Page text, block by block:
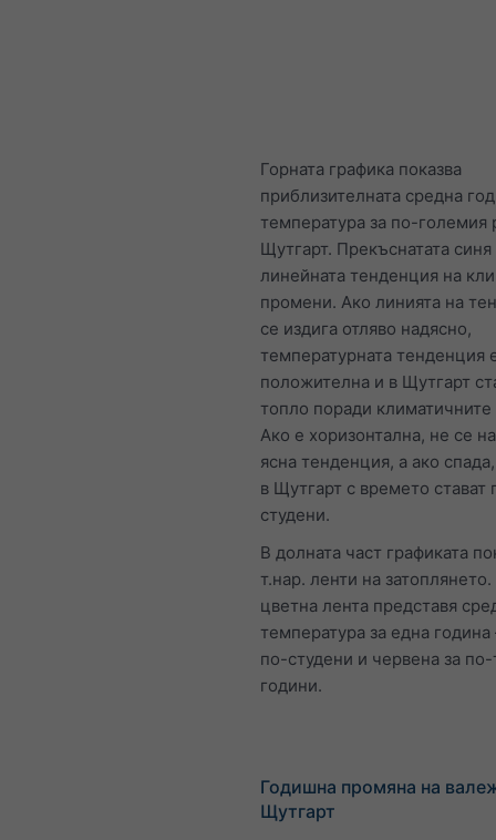
Горната графика показва
приблизителната средна
температура за по-големия
Щутгарт. Прекъснатата
линейната тенденция на
промени. Ако линията на
се издига отляво надясно,
температурната тенденция
положителна и в Щутгарт
топло поради
Ако е хоризонтална, не се
ясна тенденция, а ако
в Щутгарт с времето стават
студени.
В долната част графиката
т.нар. ленти на
цветна лента представя
температура за една година
по-студени и червена за
години.
Годишна промяна на
Щутгарт